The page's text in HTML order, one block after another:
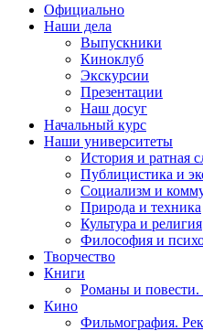
Официально
Наши дела
Выпускники
Киноклуб
Экскурсии
Презентации
Наш досуг
Начальный курс
Наши университеты
История и ратная
Публицистика и
Социализм и
Природа и техника
Культура и религия
Философия и
Творчество
Книги
Романы и повести.
Кино
Фильмография.